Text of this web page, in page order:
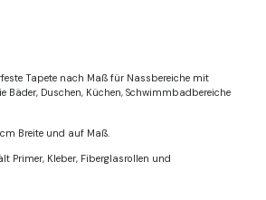
Tapete nach Maß für Nassbereiche mit
Bäder, Duschen, Küchen, Schwimmbadbereiche
Breite und auf Maß.
Primer, Kleber, Fiberglasrollen und